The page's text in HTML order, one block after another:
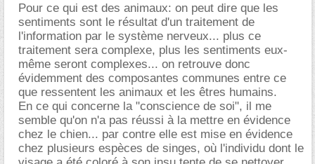
Pour ce qui est des animaux: on peut dire que les
sentiments sont le résultat d'un traitement de
l'information par le système nerveux... plus ce
traitement sera complexe, plus les sentiments eux-
même seront complexes... on retrouve donc
évidemment des composantes communes entre ce
que ressentent les animaux et les êtres humains.
En ce qui concerne la "conscience de soi", il me
semble qu'on n'a pas réussi à la mettre en évidence
chez le chien... par contre elle est mise en évidence
chez plusieurs espèces de singes, où l'individu dont le